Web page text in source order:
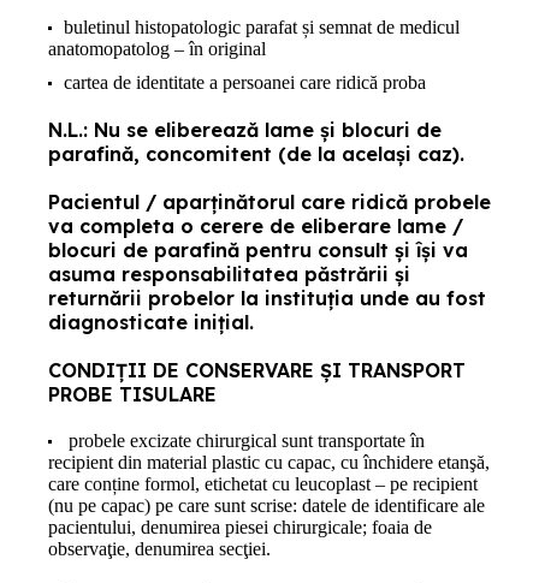
buletinul histopatologic parafat și semnat de medicul
anatomopatolog – în original
cartea de identitate a persoanei care ridică proba
N.L.: Nu se eliberează lame şi blocuri de
parafină, concomitent (de la același caz).
Pacientul / aparţinătorul care ridică probele
va completa o cerere de eliberare lame /
blocuri de parafină pentru consult şi îşi va
asuma responsabilitatea păstrării şi
returnării probelor la instituţia unde au fost
diagnosticate iniţial.
CONDIȚII DE CONSERVARE ȘI TRANSPORT
PROBE TISULARE
probele excizate chirurgical sunt transportate în
recipient din material plastic cu capac, cu închidere etanşă,
care conține formol, etichetat cu leucoplast – pe recipient
(nu pe capac) pe care sunt scrise: datele de identificare ale
pacientului, denumirea piesei chirurgicale; foaia de
observaţie, denumirea secţiei.